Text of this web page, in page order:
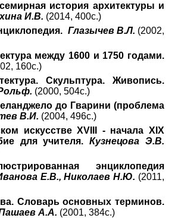
история архитектуры и
И.В. (2014, 400с.)
Глазычев В.Л. (2002,
между 1600 и 1750 годами.
160с.)
Скульптура. Живопись.
(2000, 504с.)
до Гварини (проблема
В.И. (2004, 496с.)
искусстве XVIII - начала XIX
для учителя.Кузнецова Э.В.
энциклопедия
Е.В., Николаев Н.Ю. (2011,
Словарь основных терминов.
А.А. (2001, 384с.)